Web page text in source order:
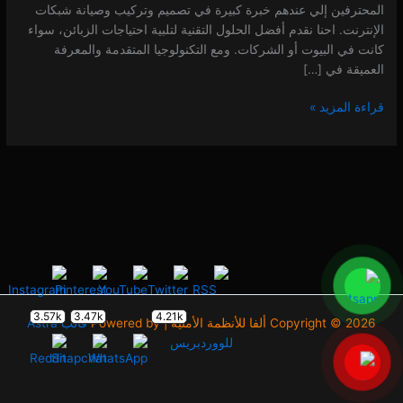
المحترفين إلي عندهم خبرة كبيرة في تصميم وتركيب وصيانة شبكات
الإنترنت. احنا نقدم أفضل الحلول التقنية لتلبية احتياجات الزبائن، سواء
كانت في البيوت أو الشركات. ومع التكنولوجيا المتقدمة والمعرفة
العميقة في […]
قراءة المزيد »
Copyright © 2026 ألفا للأنظمة الأمنية | Powered by
قالب Astra
للووردبريس
4.21k
3.47k
3.57k